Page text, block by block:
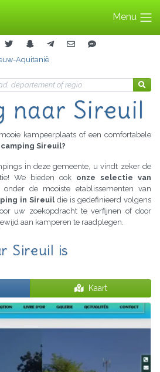
Menu
Aquitanië
naar Sireuil
kampeerplaats of een comfortabele
camping Sireuil?
in deze gemeente, u vindt zeker de
We bieden ook onze selectie van
onder de mooiste etablissementen van
in Sireuildie is gedefinieerd volgens
uw zoekopdracht te verfijnen of door
aan kamperen te raadplegen.
Sireuil is
Kaart